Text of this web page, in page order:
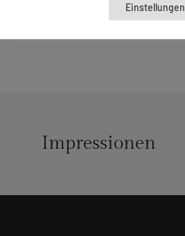
Impressionen
Einstellungen